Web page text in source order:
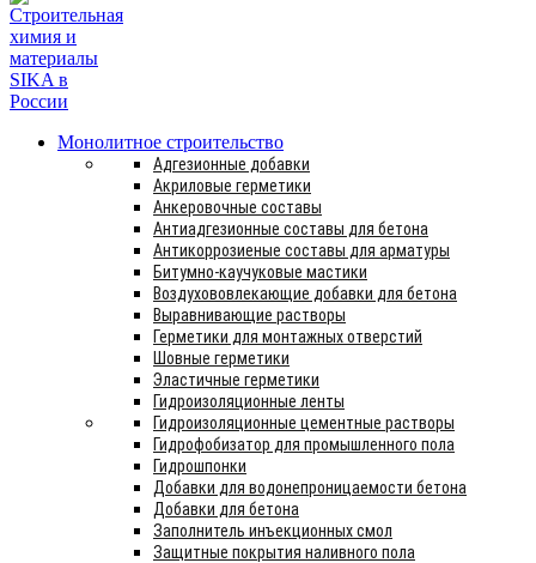
Монолитное строительство
Адгезионные добавки
Акриловые герметики
Анкеровочные составы
Антиадгезионные составы для бетона
Антикоррозиеные составы для арматуры
Битумно-каучуковые мастики
Воздухововлекающие добавки для бетона
Выравнивающие растворы
Герметики для монтажных отверстий
Шовные герметики
Эластичные герметики
Гидроизоляционные ленты
Гидроизоляционные цементные растворы
Гидрофобизатор для промышленного пола
Гидрошпонки
Добавки для водонепроницаемости бетона
Добавки для бетона
Заполнитель инъекционных смол
Защитные покрытия наливного пола